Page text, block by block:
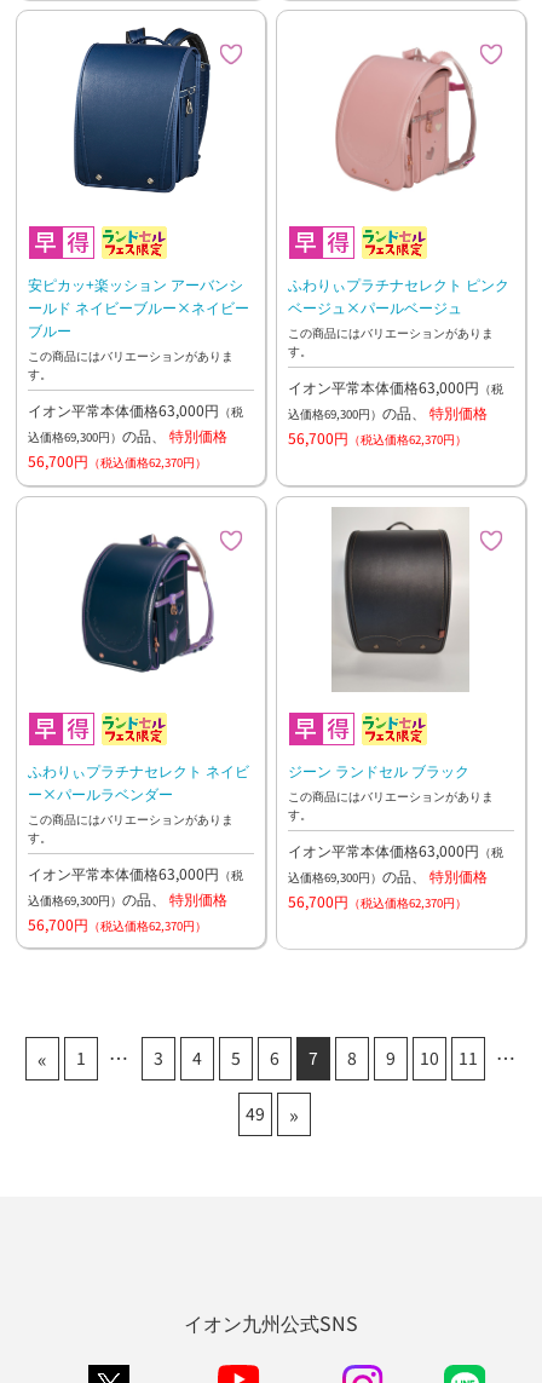
安ピカッ+楽ッション アーバンシ
ールド ネイビーブルー×ネイビー
ブルー
この商品にはバリエーションがありま
す。
イオン平常本体価格63,000円 （税
込価格69,300円） の品、 特別価格
56,700円 （税込価格62,370円）
ふわりぃプラチナセレクト ピンク
ベージュ×パールベージュ
この商品にはバリエーションがありま
す。
イオン平常本体価格63,000円 （税
込価格69,300円） の品、 特別価格
56,700円 （税込価格62,370円）
ふわりぃプラチナセレクト ネイビ
ー×パールラベンダー
この商品にはバリエーションがありま
す。
イオン平常本体価格63,000円 （税
込価格69,300円） の品、 特別価格
56,700円 （税込価格62,370円）
ジーン ランドセル ブラック
この商品にはバリエーションがありま
す。
イオン平常本体価格63,000円 （税
込価格69,300円） の品、 特別価格
56,700円 （税込価格62,370円）
« 1 3 4 5 6 7 8 9 10 11
49 »
イオン九州公式SNS